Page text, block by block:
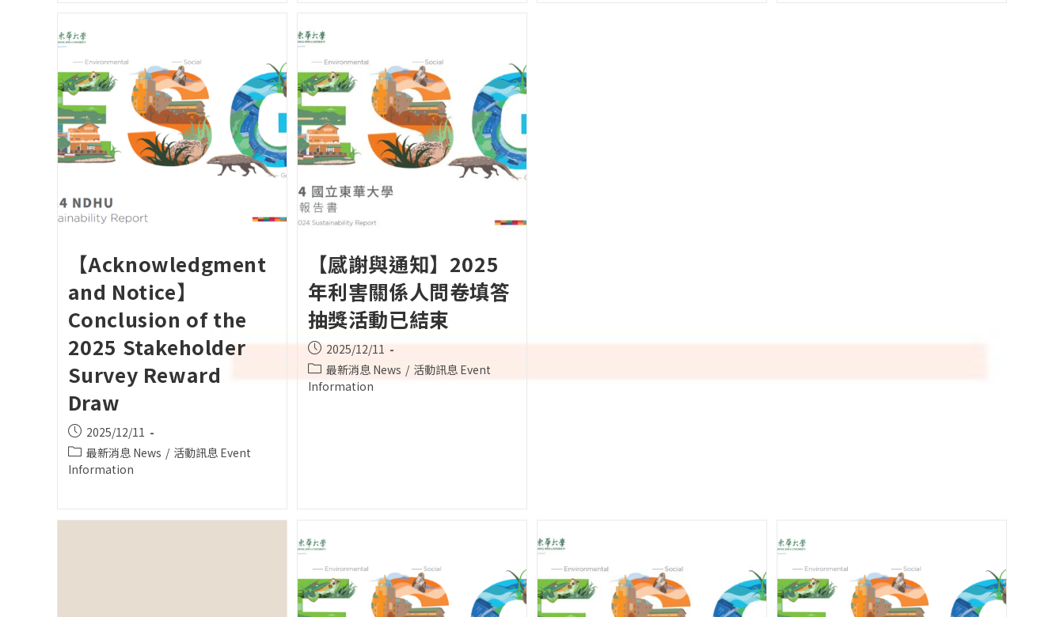
【Acknowledgment
and Notice】
Conclusion of the
2025 Stakeholder
Survey Reward
Draw
Post
published:
2025/12/11
Post
category:
最新消息 News / 活動訊息 Event
Information
【感謝與通知】2025
年利害關係人問卷填答
抽獎活動已結束
Post
published:
2025/12/11
Post
category:
最新消息 News / 活動訊息 Event
Information